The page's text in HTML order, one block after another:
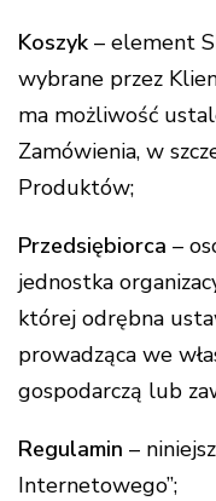
Koszyk – element
wybrane przez
ma możliwość
Zamówienia, w
Produktów;
Przedsiębiorca –
jednostka
której odrębna
prowadząca we
gospodarczą lub
Regulamin –
Internetowego”;